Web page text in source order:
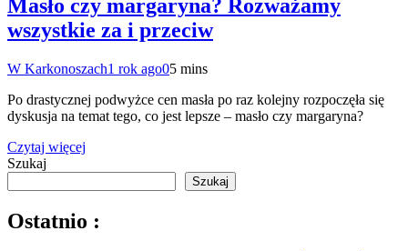
Masło czy margaryna? Rozważamy
wszystkie za i przeciw
W Karkonoszach1 rok ago05 mins
Po drastycznej podwyżce cen masła po raz kolejny rozpoczęła się
dyskusja na temat tego, co jest lepsze – masło czy margaryna?
Czytaj więcej
Szukaj
Szukaj
Ostatnio :